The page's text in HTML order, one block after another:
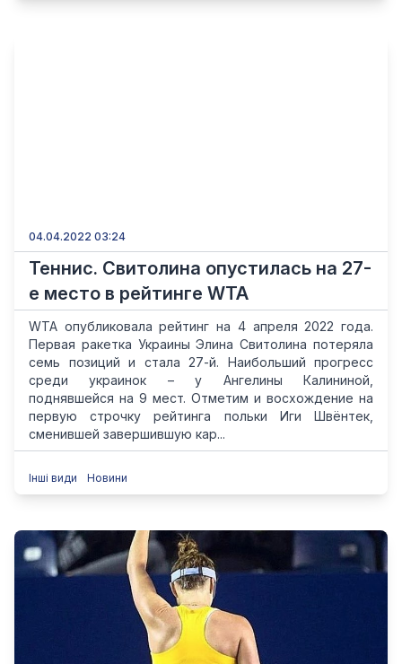
04.04.2022 03:24
Теннис. Свитолина опустилась на 27-
е место в рейтинге WTA
WTA опубликовала рейтинг на 4 апреля 2022 года.
Первая ракетка Украины Элина Cвитолина потеряла
семь позиций и стала 27-й. Наибольший прогресс
среди украинок – у Ангелины Калининой,
поднявшейся на 9 мест. Отметим и восхождение на
первую строчку рейтинга польки Иги Швёнтек,
сменившей завершившую кар...
Інші види Новини